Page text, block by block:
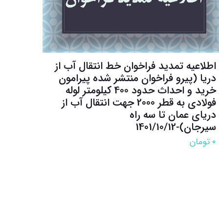
اطلاعیه تمدید فراخوان خط انتقال آب از
دریا (پیرو فراخوان منتشر شده پیرامون
خرید و احداث حدود 400 کیلومتر لوله
فولادی به قطر 2000 جهت انتقال آب از
دریای عمان تا سه راه
سیرجان)-1401/10/12
۰ تومان